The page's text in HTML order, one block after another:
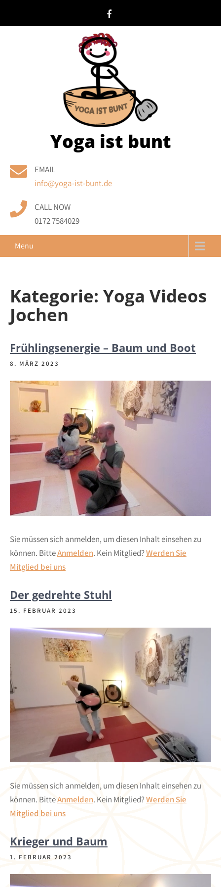
Yoga ist bunt
EMAIL
info@yoga-ist-bunt.de
CALL NOW
0172 7584029
Menu
Kategorie: Yoga Videos
Jochen
Frühlingsenergie – Baum und Boot
8. MÄRZ 2023
Sie müssen sich anmelden, um diesen Inhalt einsehen zu
können. BitteAnmelden. Kein Mitglied?Werden Sie
Mitglied bei uns
Der gedrehte Stuhl
15. FEBRUAR 2023
Sie müssen sich anmelden, um diesen Inhalt einsehen zu
können. BitteAnmelden. Kein Mitglied?Werden Sie
Mitglied bei uns
Krieger und Baum
1. FEBRUAR 2023